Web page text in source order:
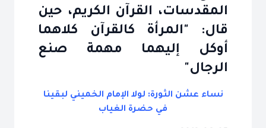
المقدسات، القرآن الكريم، حين
قال: "المرأة كالقرآن كلاهما
أوكل إليهما مهمة صنع
الرجال"
نساء عشن الثورة: لولا الإمام الخميني لبقينا
في حضرة الغياب